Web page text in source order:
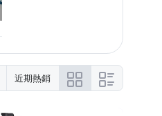
近期熱銷